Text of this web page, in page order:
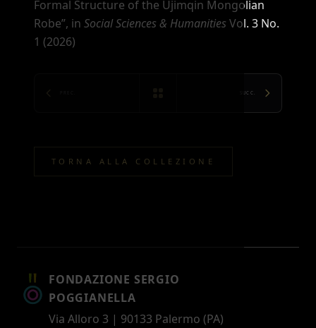
Formal Structure of the Ujimqin Mongolian
Robe”, in Social Sciences & Humanities Vol. 3 No.
1 (2026)
SUCC.
TORNA ALLA COLLEZIONE
FONDAZIONE SERGIO
POGGIANELLA
Via Alloro 3 | 90133 Palermo (PA)